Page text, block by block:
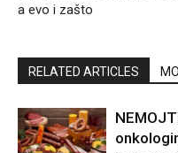
a evo i zašto
RELATED ARTICLES